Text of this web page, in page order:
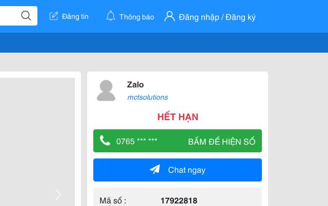
Đăng tin Thông báo Đăng nhập / Đăng ký
Zalo
mctsolutions
HẾT HẠN
0765 *** *** BẤM ĐỂ HIỆN SỐ
Chat ngay
Mã số :
17922818